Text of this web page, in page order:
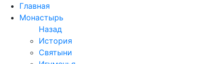
Перейти
содержимому
Главная
Монастырь
Назад
История
Святыни